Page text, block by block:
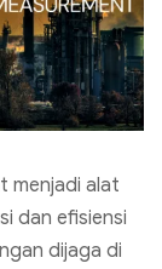
menjadi alat
dan efisiensi
dijaga di